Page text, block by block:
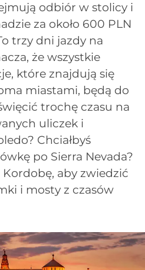
odbiór w stolicy i
za około 600 PLN
trzy dni jazdy na
że wszystkie
które znajdują się
miastami, będą do
trochę czasu na
uliczek i
Chciałbyś
po Sierra Nevada?
aby zwiedzić
i mosty z czasów